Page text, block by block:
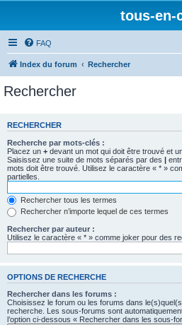
tous-en-
FAQ
Index du forum Rechercher
Rechercher
RECHERCHER
Recherche par mots-clés :
Placez un + devant un mot qui doit être trouvé et
Saisissez une suite de mots séparés par des |
mots doit être trouvé. Utilisez le caractère « * »
partielles.
Rechercher tous les termes
Rechercher n’importe lequel de ces termes
Rechercher par auteur :
Utilisez le caractère « * » comme joker pour des
OPTIONS DE RECHERCHE
Rechercher dans les forums :
Choisissez le forum ou les forums dans
recherche. Les sous-forums sont
l’option ci-dessous « Rechercher dans les sous-